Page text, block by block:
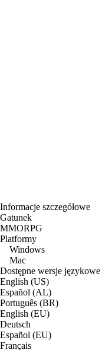
Informacje szczegółowe
Gatunek
MMORPG
Platformy
Windows
Mac
Dostępne wersje językowe
English (US)
Español (AL)
Português (BR)
English (EU)
Deutsch
Español (EU)
Français